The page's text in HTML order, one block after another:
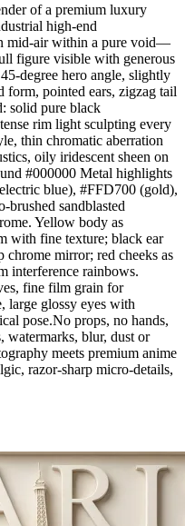
of a premium luxury
high-end
mid-air within a pure void—
figure visible with generous
degree hero angle, slightly
pointed ears, zigzag tail
solid pure black
rim light sculpting every
thin chromatic aberration
oily iridescent sheen on
#000000 Metal highlights
blue), #FFD700 (gold),
brushed sandblasted
Yellow body as
with fine texture; black ear
chrome mirror; red cheeks as
interference rainbows.
fine film grain for
large glossy eyes with
pose.No props, no hands,
watermarks, blur, dust or
meets premium anime
razor-sharp micro-details,